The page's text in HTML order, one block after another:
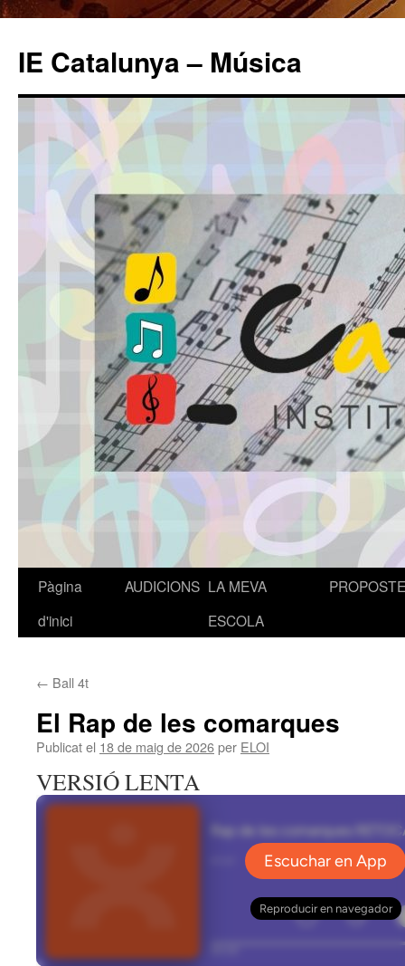
IE Catalunya – Música
Vés
Pàgina
d'inici
AUDICIONS LA MEVA
ESCOLA
← Ball 4t
El Rap de les comarques
Publicat el 18 de maig de 2026per ELOI
VERSIÓ LENTA